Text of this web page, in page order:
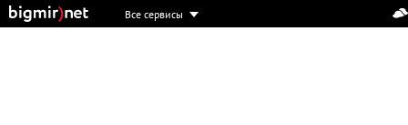
Все сервисы